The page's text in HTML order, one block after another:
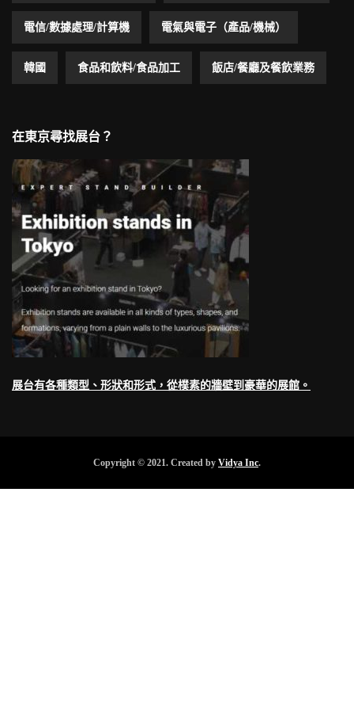
電信/數據處理/計算機 電氣與電子（產品/機械）
韓國 食品和飲料/食品加工 飯店/餐廳及餐飲業務
在東京尋找展台？
展台有各種類型、形狀和形式，從樸素的牆壁到豪華的展館。
Copyright © 2021. Created by Vidya Inc.